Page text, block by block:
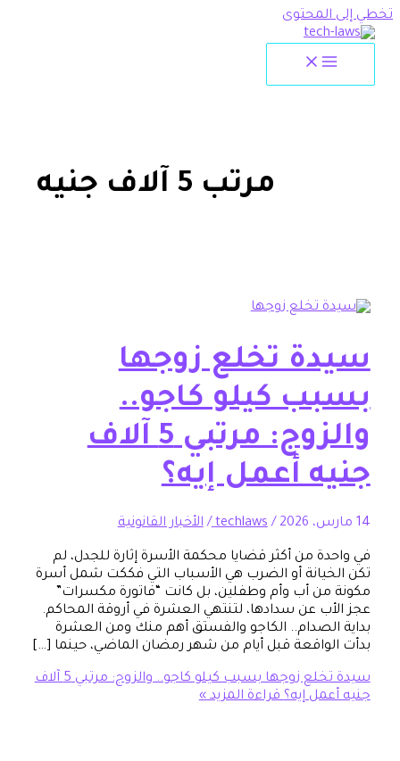
مرتب 5 آلاف جنيه
تخلع زوجها
كيلو كاجو..
والزوج: مرتبي 5 آلاف
أعمل إيه؟
/
techlaws
/الأخبار القانونية
من أكثر قضايا محكمة الأسرة إثارة للجدل، لم
أو الضرب هي الأسباب التي فككت شمل أسرة
أب وأم وطفلين، بل كانت “فاتورة مكسرات”
عن سدادها، لتنتهي العشرة في أروقة المحاكم.
الكاجو والفستق أهم منك ومن العشرة
قبل أيام من شهر رمضان الماضي، حينما […]
سيدة تخلع زوجها بسبب كيلو كاجو.. والزوج: مرتبي 5 آلاف
إيه؟قراءة المزيد »